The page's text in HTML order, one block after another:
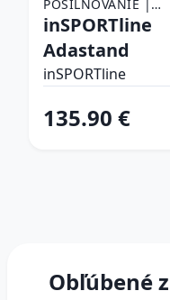
POSILŇOVANIE |
POSILŇOVACIE
ZÁVESNÉ SYSTÉMY |
ZÁVESNÉ ADAPTÉRY
inSPORTline
Adastand
inSPORTline
135.90 €
Obľúbené